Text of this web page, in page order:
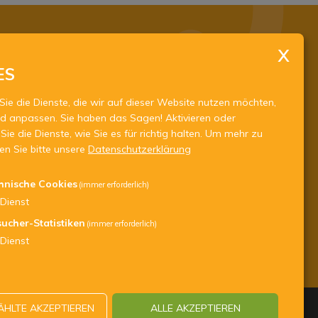
die Dienste, die wir auf dieser Website nutzen möchten,
anpassen. Sie haben das Sagen! Aktivieren oder
die Dienste, wie Sie es für richtig halten. Um mehr zu
Sie bitte unsere Datenschutzerklärung
Cookies (immer erforderlich)
Dienst
Statistiken (immer erforderlich)
Dienst
AKZEPTIEREN ALLE AKZEPTIEREN